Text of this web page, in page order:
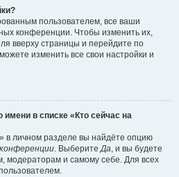
пользователем, все ваши
конференции. Чтобы изменить их,
вверху страницы и перейдите по
изменить все свои настройки и
имени в списке «Кто сейчас на
в личном разделе вы найдёте опцию
. ВыберитеДа, и вы будете
модераторам и самому себе. Для всех